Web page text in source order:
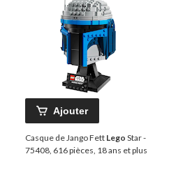
Ajouter
Casque de Jango Fett Lego Star -
75408, 616 pièces, 18 ans et plus